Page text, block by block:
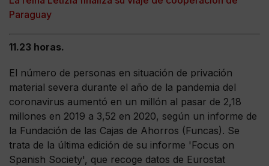
Paraguay
11.23 horas.
El número de personas en situación de privación
material severa durante el año de la pandemia del
coronavirus aumentó en un millón al pasar de 2,18
millones en 2019 a 3,52 en 2020, según un informe de
la Fundación de las Cajas de Ahorros (Funcas). Se
trata de la última edición de su informe 'Focus on
Spanish Society', que recoge datos de Eurostat